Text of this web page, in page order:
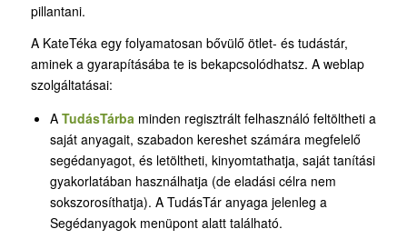
pillantani.
A KateTéka egy folyamatosan bővülő ötlet- és tudástár,
aminek a gyarapításába te is bekapcsolódhatsz. A weblap
szolgáltatásai:
A TudásTárbaminden regisztrált felhasználó feltöltheti a
saját anyagait, szabadon kereshet számára megfelelő
segédanyagot, és letöltheti, kinyomtathatja, saját tanítási
gyakorlatában használhatja (de eladási célra nem
sokszorosíthatja). A TudásTár anyaga jelenleg a
Segédanyagok menüpont alatt található.